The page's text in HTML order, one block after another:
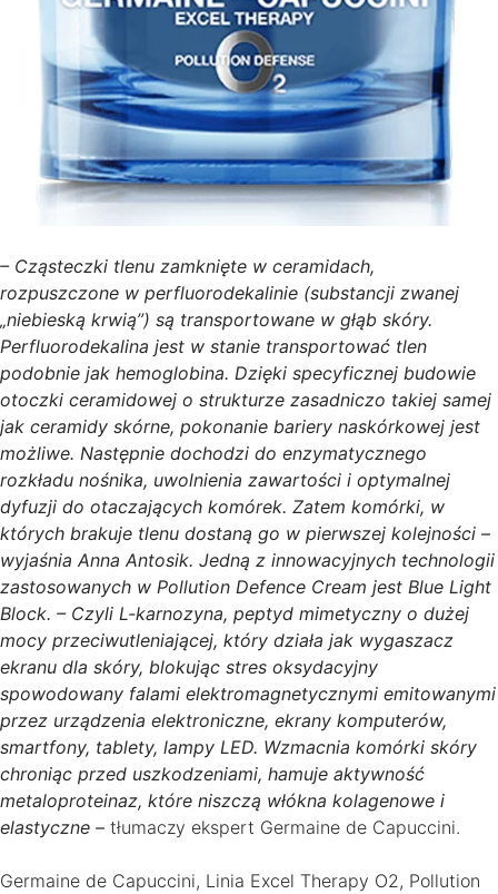
– Cząsteczki tlenu zamknięte w ceramidach,
rozpuszczone w perfluorodekalinie (substancji zwanej
„niebieską krwią”) są transportowane w głąb skóry.
Perfluorodekalina jest w stanie transportować tlen
podobnie jak hemoglobina. Dzięki specyficznej budowie
otoczki ceramidowej o strukturze zasadniczo takiej samej
jak ceramidy skórne, pokonanie bariery naskórkowej jest
możliwe. Następnie dochodzi do enzymatycznego
rozkładu nośnika, uwolnienia zawartości i optymalnej
dyfuzji do otaczających komórek. Zatem komórki, w
których brakuje tlenu dostaną go w pierwszej kolejności –
wyjaśnia Anna Antosik. Jedną z innowacyjnych technologii
zastosowanych w Pollution Defence Cream jest Blue Light
Block. – Czyli L-karnozyna, peptyd mimetyczny o dużej
mocy przeciwutleniającej, który działa jak wygaszacz
ekranu dla skóry, blokując stres oksydacyjny
spowodowany falami elektromagnetycznymi emitowanymi
przez urządzenia elektroniczne, ekrany komputerów,
smartfony, tablety, lampy LED. Wzmacnia komórki skóry
chroniąc przed uszkodzeniami, hamuje aktywność
metaloproteinaz, które niszczą włókna kolagenowe i
elastyczne – tłumaczy ekspert Germaine de Capuccini.
Germaine de Capuccini, Linia Excel Therapy O2, Pollution